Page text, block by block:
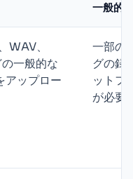
一般的
WAV、
一般的な
アップロー
一部の
グの録
ットフ
が必要